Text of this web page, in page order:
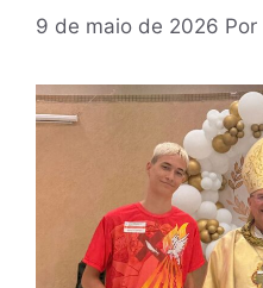
9 de maio de 2026 Por